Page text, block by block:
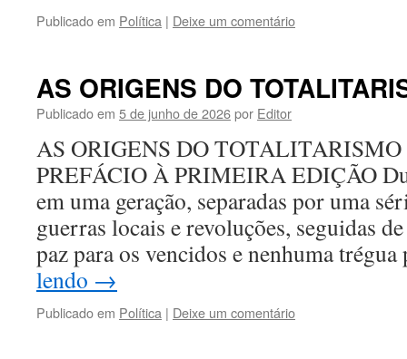
Publicado em Política | Deixe um comentário
AS ORIGENS DO
Publicado em 5 de junho de 2026por Editor
AS ORIGENS DO
PREFÁCIO À PRIMEIRA EDIÇÃO
em uma geração, separadas por uma
guerras locais e revoluções, seguidas
paz para os vencidos e nenhuma
lendo →
Publicado em Política | Deixe um comentário